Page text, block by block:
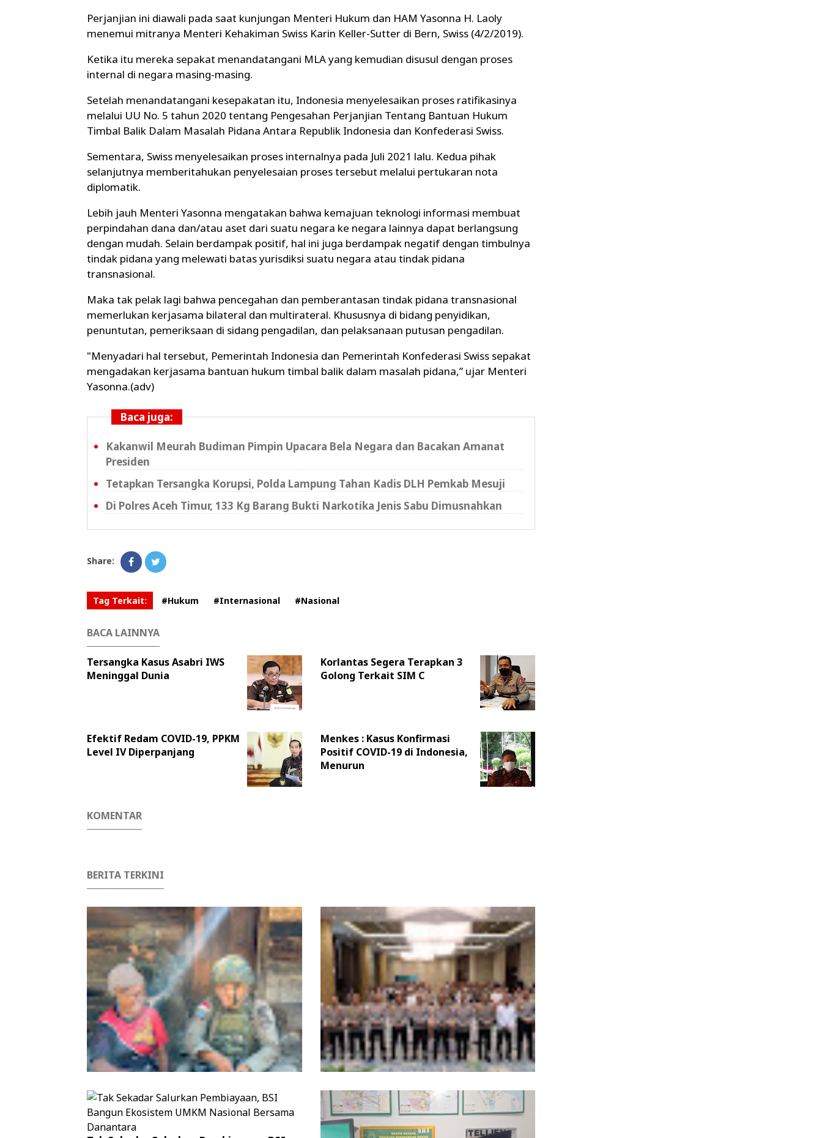
Perjanjian ini diawali pada saat kunjungan Menteri Hukum dan HAM Yasonna H. Laoly
menemui mitranya Menteri Kehakiman Swiss Karin Keller-Sutter di Bern, Swiss (4/2/2019).
Ketika itu mereka sepakat menandatangani MLA yang kemudian disusul dengan proses
internal di negara masing-masing.
Setelah menandatangani kesepakatan itu, Indonesia menyelesaikan proses ratifikasinya
melalui UU No. 5 tahun 2020 tentang Pengesahan Perjanjian Tentang Bantuan Hukum
Timbal Balik Dalam Masalah Pidana Antara Republik Indonesia dan Konfederasi Swiss.
Sementara, Swiss menyelesaikan proses internalnya pada Juli 2021 lalu. Kedua pihak
selanjutnya memberitahukan penyelesaian proses tersebut melalui pertukaran nota
diplomatik.
Lebih jauh Menteri Yasonna mengatakan bahwa kemajuan teknologi informasi membuat
perpindahan dana dan/atau aset dari suatu negara ke negara lainnya dapat berlangsung
dengan mudah. Selain berdampak positif, hal ini juga berdampak negatif dengan timbulnya
tindak pidana yang melewati batas yurisdiksi suatu negara atau tindak pidana
transnasional.
Maka tak pelak lagi bahwa pencegahan dan pemberantasan tindak pidana transnasional
memerlukan kerjasama bilateral dan multirateral. Khususnya di bidang penyidikan,
penuntutan, pemeriksaan di sidang pengadilan, dan pelaksanaan putusan pengadilan.
"Menyadari hal tersebut, Pemerintah Indonesia dan Pemerintah Konfederasi Swiss sepakat
mengadakan kerjasama bantuan hukum timbal balik dalam masalah pidana,” ujar Menteri
Yasonna.(adv)
Baca juga:
Kakanwil Meurah Budiman Pimpin Upacara Bela Negara dan Bacakan Amanat
Presiden
Tetapkan Tersangka Korupsi, Polda Lampung Tahan Kadis DLH Pemkab Mesuji
Di Polres Aceh Timur, 133 Kg Barang Bukti Narkotika Jenis Sabu Dimusnahkan
Share:
Tag Terkait: #Hukum #Internasional #Nasional
BACA LAINNYA
Tersangka Kasus Asabri IWS
Meninggal Dunia
Korlantas Segera Terapkan 3
Golong Terkait SIM C
Efektif Redam COVID-19, PPKM
Level IV Diperpanjang
Menkes : Kasus Konfirmasi
Positif COVID-19 di Indonesia,
Menurun
KOMENTAR
BERITA TERKINI
Patroli Humanis Satgas Kepolisian Ops Kapolda Aceh Buka Rakernis SDM 2026,